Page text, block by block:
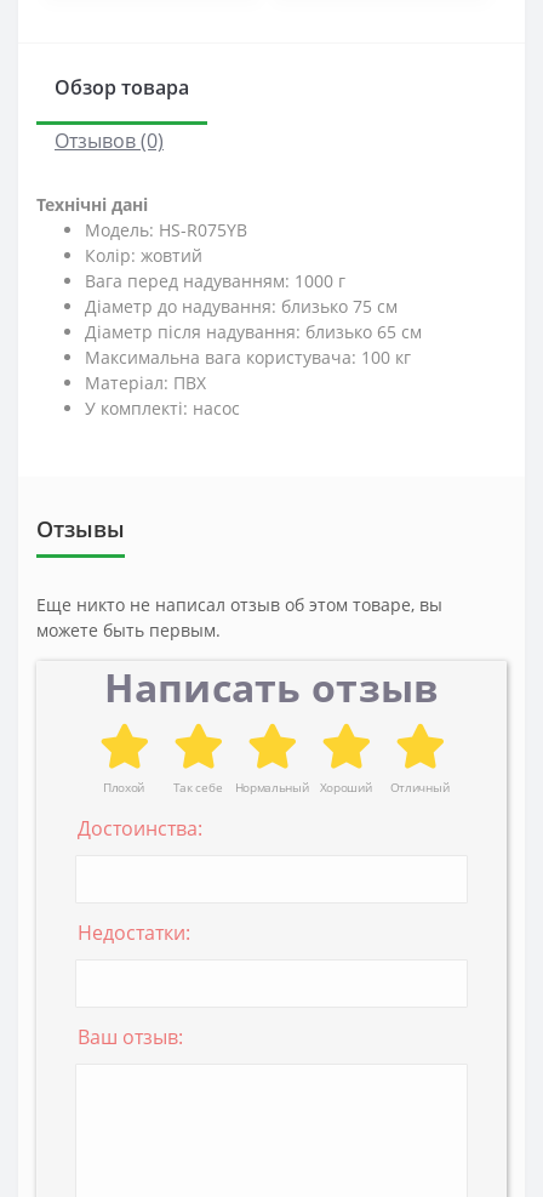
Обзор товара
Отзывов (0)
Технічні дані
Модель: HS-R075YB
Колір: жовтий
Вага перед надуванням: 1000 г
Діаметр до надування: близько 75 см
Діаметр після надування: близько 65 см
Максимальна вага користувача: 100 кг
Матеріал: ПВХ
У комплекті: насос
Отзывы
Еще никто не написал отзыв об этом товаре, вы
можете быть первым.
Написать отзыв
Плохой Так себе Нормальный Хороший Отличный
Достоинства:
Недостатки:
Ваш отзыв: